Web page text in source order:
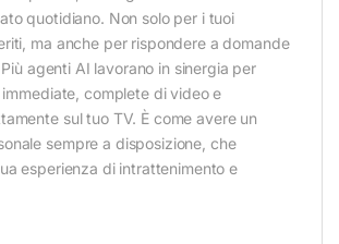
quotidiano. Non solo per i tuoi
ma anche per rispondere a domande
agenti AI lavorano in sinergia per
complete di video e
sul tuo TV. È come avere un
sempre a disposizione, che
esperienza di intrattenimento e